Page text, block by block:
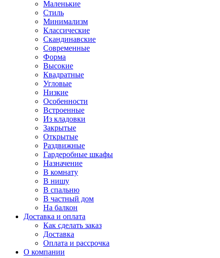
Маленькие
Стиль
Минимализм
Классические
Скандинавские
Современные
Форма
Высокие
Квадратные
Угловые
Низкие
Особенности
Встроенные
Из кладовки
Закрытые
Открытые
Раздвижные
Гардеробные шкафы
Назначение
В комнату
В нишу
В спальню
В частный дом
На балкон
Доставка и оплата
Как сделать заказ
Доставка
Оплата и рассрочка
О компании